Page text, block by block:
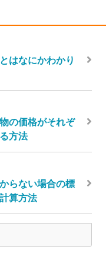
はなにかわかり
の価格がそれぞ
方法
らない場合の標
算方法